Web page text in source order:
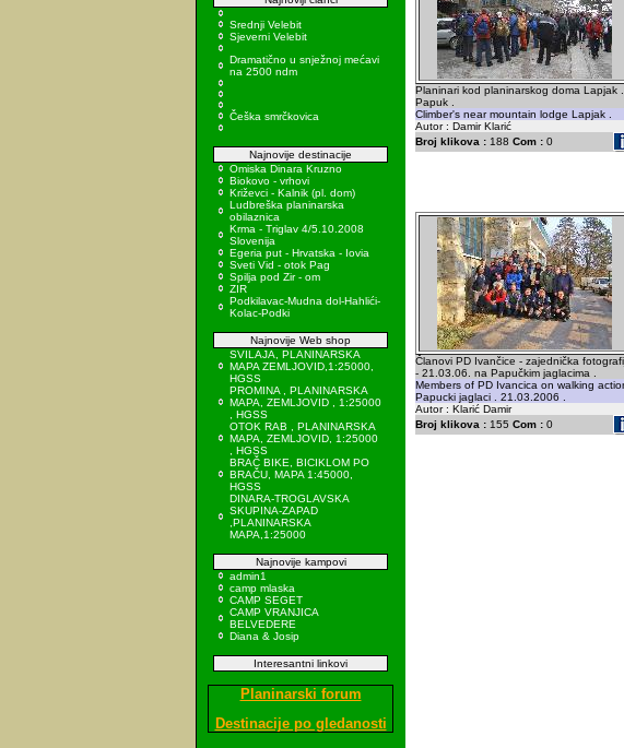
Srednji Velebit
Sjeverni Velebit
Dramatično u snježnoj mećavi
na 2500 ndm
Češka smrčkovica
Najnovije destinacije
Omiska Dinara Kruzno
Biokovo - vrhovi
Križevci - Kalnik (pl. dom)
Ludbreška planinarska
obilaznica
Krma - Triglav 4/5.10.2008
Slovenija
Egeria put - Hrvatska - Iovia
Sveti Vid - otok Pag
Spilja pod Zir - om
ZIR
Podkilavac-Mudna dol-Hahlići-
Kolac-Podki
Najnovije Web shop
SVILAJA, PLANINARSKA
MAPA ZEMLJOVID,1:25000,
HGSS
PROMINA , PLANINARSKA
MAPA, ZEMLJOVID , 1:25000
, HGSS
OTOK RAB , PLANINARSKA
MAPA, ZEMLJOVID, 1:25000
, HGSS
BRAČ BIKE, BICIKLOM PO
BRAČU, MAPA 1:45000,
HGSS
DINARA-TROGLAVSKA
SKUPINA-ZAPAD
,PLANINARSKA
MAPA,1:25000
Najnovije kampovi
admin1
camp mlaska
CAMP SEGET
CAMP VRANJICA
BELVEDERE
Diana & Josip
Interesantni linkovi
Planinarski forum
Destinacije po gledanosti
Planinari kod planinarskog doma Lapjak .
Papuk .
Climber's near mountain lodge Lapjak .
Autor : Damir Klarić
Broj klikova : 188 Com : 0
Članovi PD Ivančice - zajednička
- 21.03.06. na Papučkim jaglacima .
Members of PD Ivancica on walking
Papucki jaglaci . 21.03.2006 .
Autor : Klarić Damir
Broj klikova : 155 Com : 0